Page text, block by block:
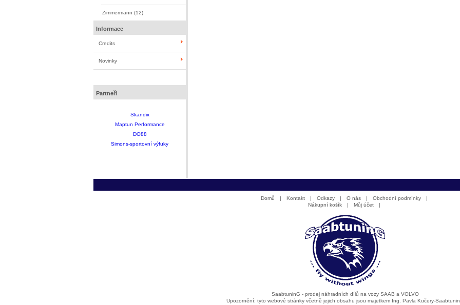
Zimmermann (12)
Informace
Credits
Novinky
Partneři
Skandix
Maptun Performance
DO88
Simons-sportovní výfuky
Domů | Kontakt | Odkazy | O nás | Obchodní podmínky
|
Nákupní košík
| Můj účet |
SaabtuninG - prodej náhradních dílů na vozy SAAB a VOLVO
Upozornění: tyto webové stránky včetně jejich obsahu jsou majetkem Ing. Pavla Kučery-